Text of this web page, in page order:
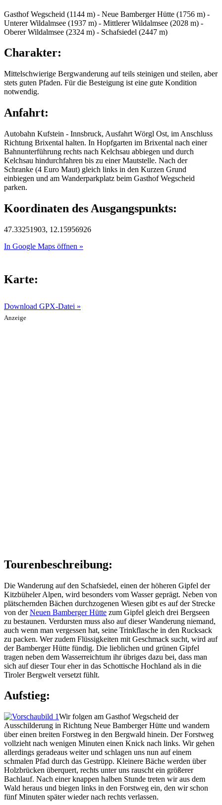
Gasthof Wegscheid (1144 m) - Neue Bamberger Hütte (1756 m) -
Unterer Wildalmsee (1937 m) - Mittlerer Wildalmsee (2028 m) -
Oberer Wildalmsee (2324 m) - Schafsiedel (2447 m)
Charakter:
Mittelschwierige Bergwanderung auf teils steinigen und steilen, aber
stets guten Pfaden. Für die Besteigung ist eine gute Kondition
notwendig.
Anfahrt:
Autobahn Kufstein - Innsbruck, Ausfahrt Wörgl Ost, im Anschluss
Richtung Brixental halten. In Hopfgarten im Brixental nach einer
Bahnunterführung rechts nach Kelchsau abbiegen und durch
Kelchsau hindurchfahren bis zu einer Mautstelle. Nach der
Schranke (4 Euro Maut) gleich links in den Kurzen Grund
einbiegen und am Wanderparkplatz beim Gasthof Wegscheid
parken.
Koordinaten des Ausgangspunkts:
47.33251903, 12.15956926
In Google Maps öffnen »
Karte:
Download GPX-Datei »
Anzeige
Tourenbeschreibung:
Die Wanderung auf den Schafsiedel, einen der höheren Gipfel der
Kitzbüheler Alpen, wird besonders vom Wasser geprägt. Neben von
plätschernden Bächen durchzogenen Wiesen gibt es auf der Strecke
von derNeuen Bamberger Hütte zum Gipfel gleich drei Bergseen
zu bestaunen. Verdursten muss also auf dieser Wanderung niemand,
auch wenn man vergessen hat, seine Trinkflasche in den Rucksack
zu packen. Wer zudem Flüssigkeiten mit Geschmack sucht, wird auf
der Bamberger Hütte fündig. Die lieblichen und grünen Gipfel
tragen neben dem Wasserreichtum ihr übriges dazu bei, dass man
sich auf dieser Tour eher in das Schottische Hochland als in die
Tiroler Bergwelt versetzt fühlt.
Aufstieg:
Wir folgen am Gasthof Wegscheid der
Ausschilderung in Richtung Neue Bamberger Hütte und wandern
über einen breiten Forstweg in den Bergwald hinein. Der Forstweg
vollzieht nach wenigen Minuten einen Knick nach links. Wir gehen
allerdings geradeaus weiter und schlagen uns nun auf einem
schmalen Pfad durch das Gestrüpp. Kleinere Bäche werden über
Holzbrücken überquert, rechts unter uns rauscht ein größerer
Bachlauf. Nach einer knappen halben Stunde treten wir aus dem
Wald heraus und biegen links in den Forstweg ein, den wir schon
fünf Minuten später wieder nach rechts verlassen.